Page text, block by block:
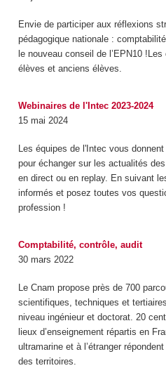
Envie de participer aux réflexions
pédagogique nationale :
le nouveau conseil de l’EPN10
élèves et anciens élèves.
Webinaires de l'Intec 2023-2024
15 mai 2024
Les équipes de l'Intec vous
pour échanger sur les actualités
en direct ou en replay. En suivant
informés et posez toutes vos
profession !
Comptabilité, contrôle, audit
30 mars 2022
Le Cnam propose près de 700
scientifiques, techniques et
niveau ingénieur et doctorat. 20
lieux d’enseignement répartis en
ultramarine et à l’étranger
des territoires.